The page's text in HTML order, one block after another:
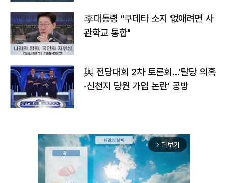
李대통령 "쿠데타 소지 없애려면 사
관학교 통합"
與 전당대회 2차 토론회…'탈당 의혹
·신천지 당원 가입 논란' 공방
arrow_forward_ios 더보기